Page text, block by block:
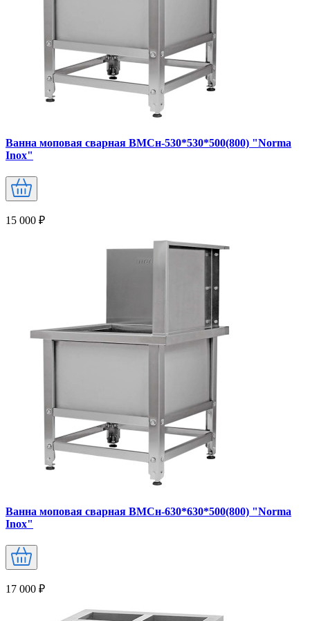
Ванна моповая сварная ВМСн-530*530*500(800) "Norma
Inox"
15 000 ₽
Ванна моповая сварная ВМСн-630*630*500(800) "Norma
Inox"
17 000 ₽